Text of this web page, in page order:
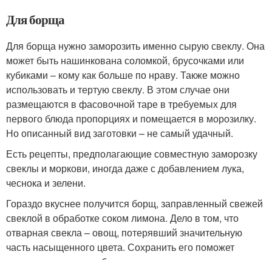
Для борща
Для борща нужно заморозить именно сырую свеклу. Она
может быть нашинкована соломкой, брусочками или
кубиками – кому как больше по нраву. Также можно
использовать и тертую свеклу. В этом случае они
размещаются в фасовочной таре в требуемых для
первого блюда пропорциях и помещается в морозилку.
Но описанный вид заготовки – не самый удачный.
Есть рецепты, предполагающие совместную заморозку
свеклы и моркови, иногда даже с добавлением лука,
чеснока и зелени.
Гораздо вкуснее получится борщ, заправленный свежей
свеклой в обработке соком лимона. Дело в том, что
отварная свекла – овощ, потерявший значительную
часть насыщенного цвета. Сохранить его поможет